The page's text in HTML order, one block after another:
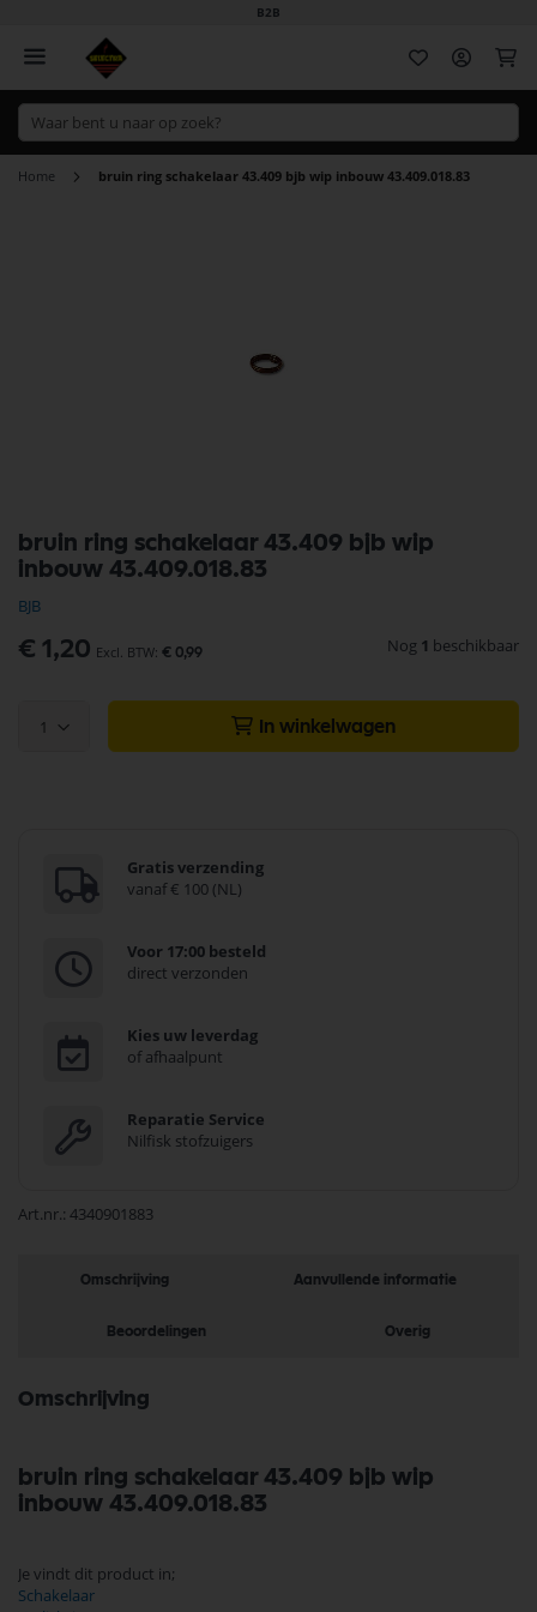
B2B
Home bruin ring schakelaar 43.409 bjb wip inbouw 43.409.018.83
bruin ring schakelaar 43.409 bjb wip
inbouw 43.409.018.83
BJB
€ 1,20 € 0,99 Nog 1 beschikbaar
1 In winkelwagen
Gratis verzending
vanaf € 100 (NL)
Voor 17:00 besteld
direct verzonden
Kies uw leverdag
of afhaalpunt
Reparatie Service
Nilfisk stofzuigers
Art.nr. 4340901883
naar
het
van
de
afbeeldingen-
Omschrijving Aanvullende informatie
Beoordelingen Overig
Omschrijving
bruin ring schakelaar 43.409 bjb wip
inbouw 43.409.018.83
Je vindt dit product in;
Schakelaar